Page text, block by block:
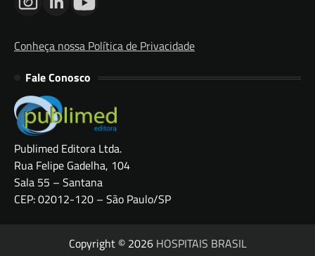
Conheça nossa Política de Privacidade
Fale Conosco
Publimed Editora Ltda.
Rua Felipe Gadelha, 104
Sala 55 – Santana
CEP: 02012-120 – São Paulo/SP
Copyright © 2026 HOSPITAIS BRASIL